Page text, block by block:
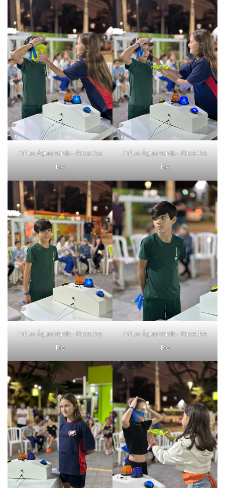
inFlux Água Verde - Face the
Pie
inFlux Água Verde - Face the
Pie
inFlux Água Verde - Face the
Pie
inFlux Água Verde - Face the
Pie
PEÇA UMA DEMONSTRAÇÃO DE MÉTODO
Desculpe!
Não encontramos nenhuma unidade
inFlux nesta cidade ou bairro que
você digitou.
Preencha com seus dados abaixo e
já vamos te colocar em contato
com a:
Você é aluno inFlux?
Sim Não
VOLTAR